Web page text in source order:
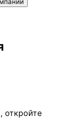
откройте